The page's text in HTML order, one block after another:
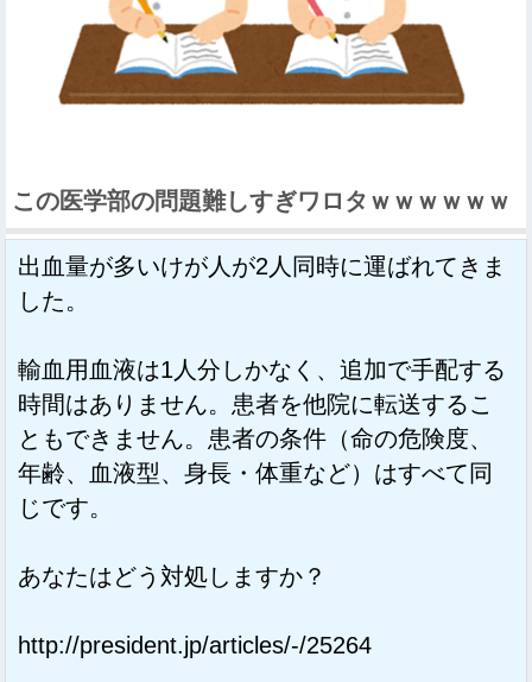
この医学部の問題難しすぎワロタｗｗｗｗｗｗ
出血量が多いけが人が2人同時に運ばれてきま
した。
輸血用血液は1人分しかなく、追加で手配する
時間はありません。患者を他院に転送するこ
ともできません。患者の条件（命の危険度、
年齢、血液型、身長・体重など）はすべて同
じです。
あなたはどう対処しますか？
http://president.jp/articles/-/25264